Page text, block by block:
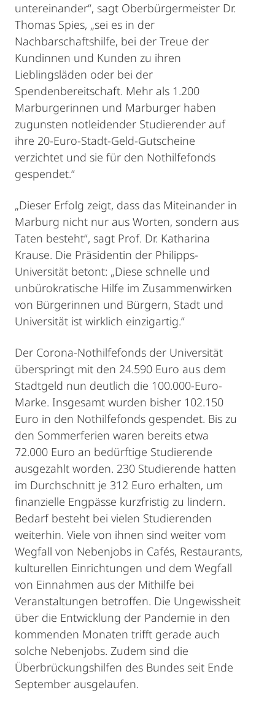
untereinander“, sagt Oberbürgermeister Dr.
Thomas Spies, „sei es in der
Nachbarschaftshilfe, bei der Treue der
Kundinnen und Kunden zu ihren
Lieblingsläden oder bei der
Spendenbereitschaft. Mehr als 1.200
Marburgerinnen und Marburger haben
zugunsten notleidender Studierender auf
ihre 20-Euro-Stadt-Geld-Gutscheine
verzichtet und sie für den Nothilfefonds
gespendet.“
„Dieser Erfolg zeigt, dass das Miteinander in
Marburg nicht nur aus Worten, sondern aus
Taten besteht“, sagt Prof. Dr. Katharina
Krause. Die Präsidentin der Philipps-
Universität betont: „Diese schnelle und
unbürokratische Hilfe im Zusammenwirken
von Bürgerinnen und Bürgern, Stadt und
Universität ist wirklich einzigartig.“
Der Corona-Nothilfefonds der Universität
überspringt mit den 24.590 Euro aus dem
Stadtgeld nun deutlich die 100.000-Euro-
Marke. Insgesamt wurden bisher 102.150
Euro in den Nothilfefonds gespendet. Bis zu
den Sommerferien waren bereits etwa
72.000 Euro an bedürftige Studierende
ausgezahlt worden. 230 Studierende hatten
im Durchschnitt je 312 Euro erhalten, um
finanzielle Engpässe kurzfristig zu lindern.
Bedarf besteht bei vielen Studierenden
weiterhin. Viele von ihnen sind weiter vom
Wegfall von Nebenjobs in Cafés, Restaurants,
kulturellen Einrichtungen und dem Wegfall
von Einnahmen aus der Mithilfe bei
Veranstaltungen betroffen. Die Ungewissheit
über die Entwicklung der Pandemie in den
kommenden Monaten trifft gerade auch
solche Nebenjobs. Zudem sind die
Überbrückungshilfen des Bundes seit Ende
September ausgelaufen.